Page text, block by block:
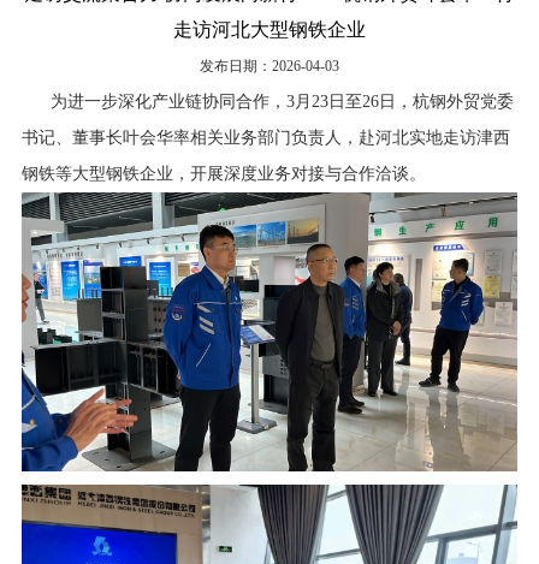
招贤纳士
联系我们
English
About Us
走访河北大型钢铁企业
发布日期：2026-04-03
为进一步深化产业链协同合作，3月23日至26日，杭钢外贸党委
书记、董事长叶会华率相关业务部门负责人，赴河北实地走访津西
钢铁等大型钢铁企业，开展深度业务对接与合作洽谈。